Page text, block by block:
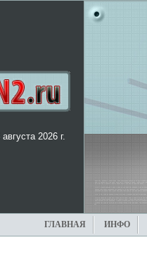
2026 г.
ГЛАВНАЯ ИНФО